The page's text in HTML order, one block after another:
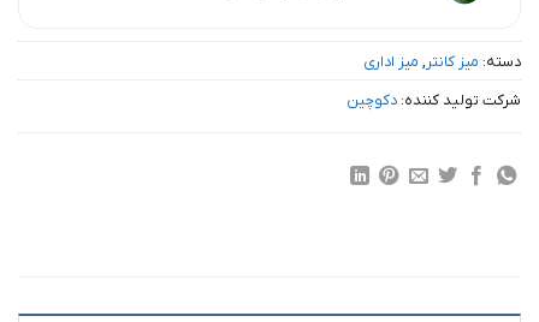
دسته: میز کانتر, میز اداری
شرکت تولید کننده: دکوچین